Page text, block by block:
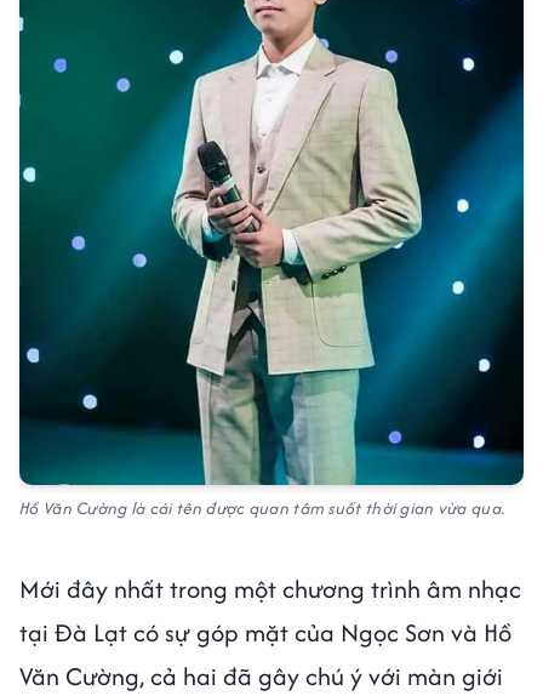
Hồ Văn Cường là cái tên được quan tâm suốt thời gian vừa qua.
Mới đây nhất trong một chương trình âm nhạc
tại Đà Lạt có sự góp mặt của Ngọc Sơn và Hồ
Văn Cường, cả hai đã gây chú ý với màn giới